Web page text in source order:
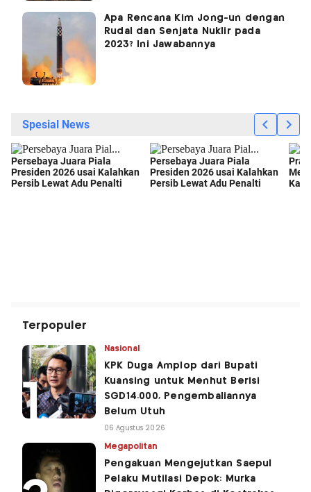
Apa Rencana Kim Jong-un dengan
Rudal dan Senjata Nuklir pada
2023? Ini Jawabannya
Terpopuler
Nasional
KPK Duga Amplop dari Bupati
Kuansing untuk Menhut Berisi
SGD14.000, Pengembaliannya
Belum Utuh
06 Agustus 2026
Megapolitan
Pengakuan Mengejutkan Saepul
Pelaku Mutilasi Depok: Murka